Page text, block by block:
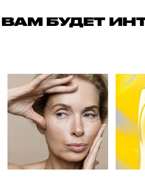
ВАМ БУДЕТ